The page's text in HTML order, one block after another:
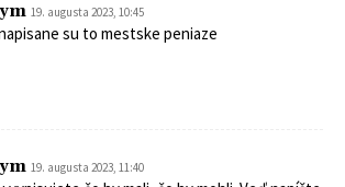
19. augusta 2023, 10:45
su to mestske peniaze
19. augusta 2023, 11:40